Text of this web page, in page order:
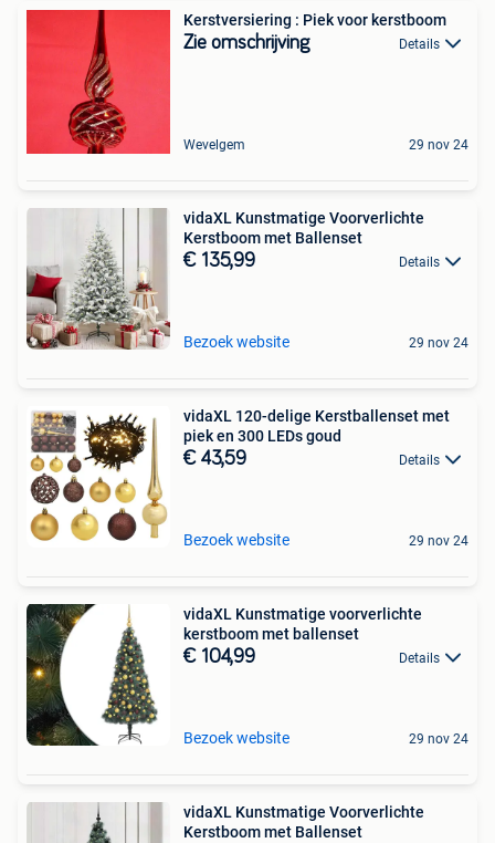
Kerstversiering : Piek voor kerstboom
Zie omschrijving Details
Wevelgem 29 nov 24
vidaXL Kunstmatige Voorverlichte
Kerstboom met Ballenset
€ 135,99 Details
Bezoek website 29 nov 24
vidaXL 120-delige Kerstballenset met
piek en 300 LEDs goud
€ 43,59 Details
Bezoek website 29 nov 24
vidaXL Kunstmatige voorverlichte
kerstboom met ballenset
€ 104,99 Details
Bezoek website 29 nov 24
vidaXL Kunstmatige Voorverlichte
Kerstboom met Ballenset